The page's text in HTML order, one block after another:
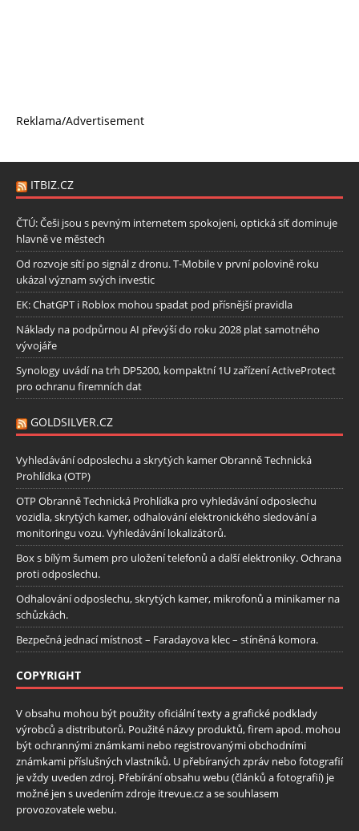
Reklama/Advertisement
ITBIZ.CZ
ČTÚ: Češi jsou s pevným internetem spokojeni, optická síť dominuje
hlavně ve městech
Od rozvoje sítí po signál z dronu. T-Mobile v první polovině roku
ukázal význam svých investic
EK: ChatGPT i Roblox mohou spadat pod přísnější pravidla
Náklady na podpůrnou AI převýší do roku 2028 plat samotného
vývojáře
Synology uvádí na trh DP5200, kompaktní 1U zařízení ActiveProtect
pro ochranu firemních dat
GOLDSILVER.CZ
Vyhledávání odposlechu a skrytých kamer Obranně Technická
Prohlídka (OTP)
OTP Obranně Technická Prohlídka pro vyhledávání odposlechu
vozidla, skrytých kamer, odhalování elektronického sledování a
monitoringu vozu. Vyhledávání lokalizátorů.
Box s bílým šumem pro uložení telefonů a další elektroniky. Ochrana
proti odposlechu.
Odhalování odposlechu, skrytých kamer, mikrofonů a minikamer na
schůzkách.
Bezpečná jednací místnost – Faradayova klec – stíněná komora.
COPYRIGHT
V obsahu mohou být použity oficiální texty a grafické podklady
výrobců a distributorů. Použité názvy produktů, firem apod. mohou
být ochrannými známkami nebo registrovanými obchodními
známkami příslušných vlastníků. U přebíraných zpráv nebo fotografií
je vždy uveden zdroj. Přebírání obsahu webu (článků a fotografií) je
možné jen s uvedením zdroje itrevue.cz a se souhlasem
provozovatele webu.